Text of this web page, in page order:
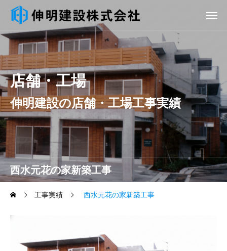
西水元花の家新築工事
店舗・工場
伸明建設の店舗・工場工事実績
工事実績 西水元花の家新築工事